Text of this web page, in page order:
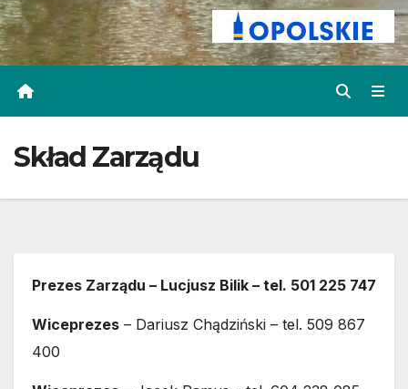
Skład Zarządu
Prezes Zarządu – Lucjusz Bilik – tel. 501 225 747
Wiceprezes – Dariusz Chądziński – tel. 509 867
400